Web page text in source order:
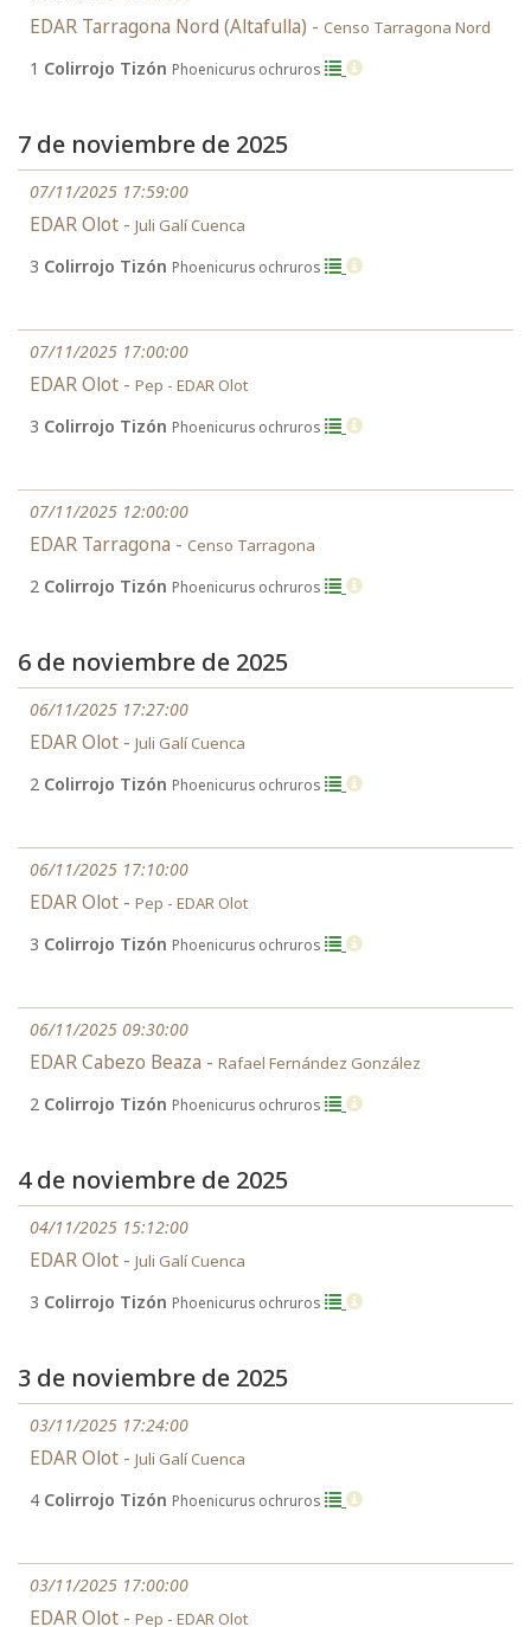
EDAR Tarragona Nord (Altafulla) - Censo Tarragona Nord
1 Colirrojo Tizón Phoenicurus ochruros
7 de noviembre de 2025
07/11/2025 17:59:00
EDAR Olot - Juli Galí Cuenca
3 Colirrojo Tizón Phoenicurus ochruros
07/11/2025 17:00:00
EDAR Olot - Pep - EDAR Olot
3 Colirrojo Tizón Phoenicurus ochruros
07/11/2025 12:00:00
EDAR Tarragona - Censo Tarragona
2 Colirrojo Tizón Phoenicurus ochruros
6 de noviembre de 2025
06/11/2025 17:27:00
EDAR Olot - Juli Galí Cuenca
2 Colirrojo Tizón Phoenicurus ochruros
06/11/2025 17:10:00
EDAR Olot - Pep - EDAR Olot
3 Colirrojo Tizón Phoenicurus ochruros
06/11/2025 09:30:00
EDAR Cabezo Beaza - Rafael Fernández González
2 Colirrojo Tizón Phoenicurus ochruros
4 de noviembre de 2025
04/11/2025 15:12:00
EDAR Olot - Juli Galí Cuenca
3 Colirrojo Tizón Phoenicurus ochruros
3 de noviembre de 2025
03/11/2025 17:24:00
EDAR Olot - Juli Galí Cuenca
4 Colirrojo Tizón Phoenicurus ochruros
03/11/2025 17:00:00
EDAR Olot - Pep - EDAR Olot